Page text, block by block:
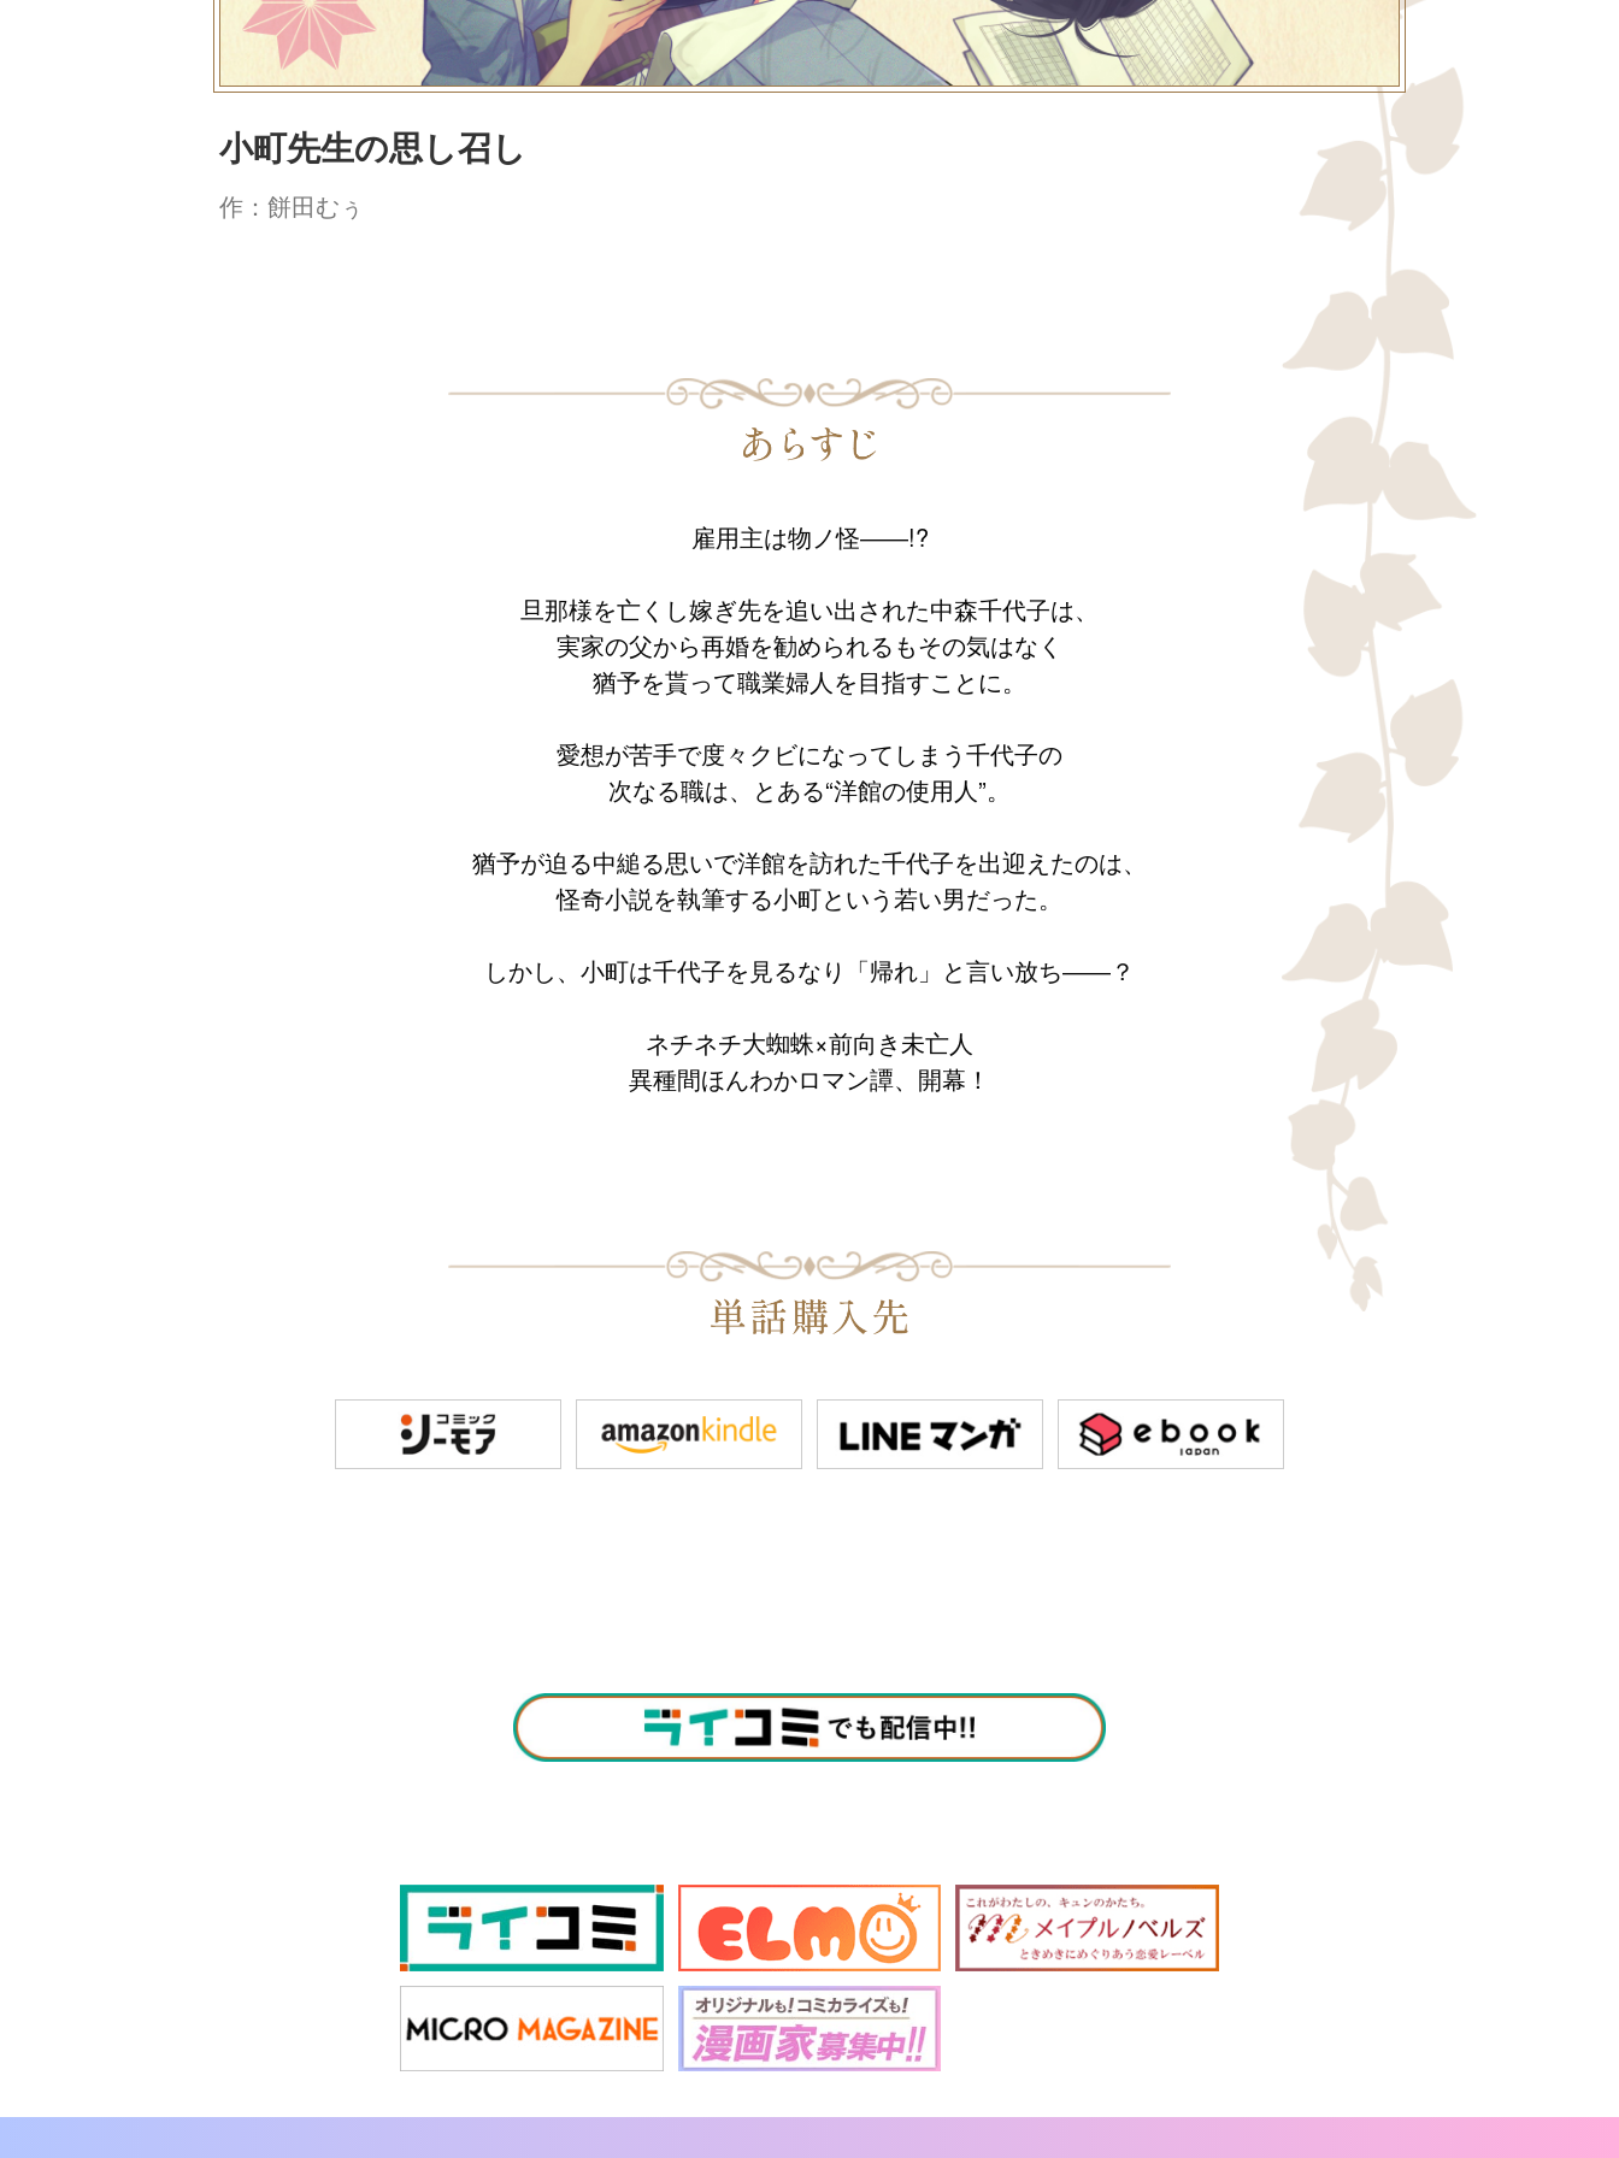
小町先生の思し召し
作：餅田むぅ
雇用主は物ノ怪――!?
旦那様を亡くし嫁ぎ先を追い出された中森千代子は、
実家の父から再婚を勧められるもその気はなく
猶予を貰って職業婦人を目指すことに。
愛想が苦手で度々クビになってしまう千代子の
次なる職は、とある“洋館の使用人”。
猶予が迫る中縋る思いで洋館を訪れた千代子を出迎えたのは、
怪奇小説を執筆する小町という若い男だった。
しかし、小町は千代子を見るなり「帰れ」と言い放ち――？
ネチネチ大蜘蛛×前向き未亡人
異種間ほんわかロマン譚、開幕！